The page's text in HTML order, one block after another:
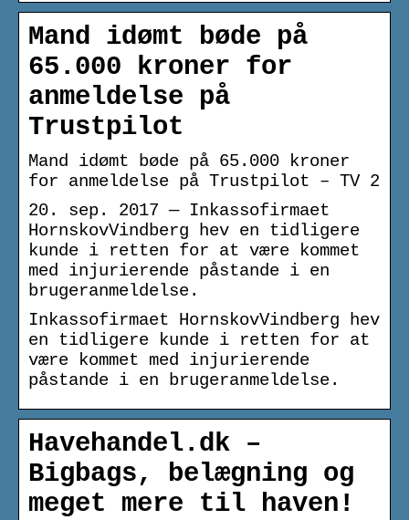
Mand idømt bøde på
65.000 kroner for
anmeldelse på
Trustpilot
Mand idømt bøde på 65.000 kroner
for anmeldelse på Trustpilot – TV 2
20. sep. 2017 — Inkassofirmaet
HornskovVindberg hev en tidligere
kunde i retten for at være kommet
med injurierende påstande i en
brugeranmeldelse.
Inkassofirmaet HornskovVindberg hev
en tidligere kunde i retten for at
være kommet med injurierende
påstande i en brugeranmeldelse.
Havehandel.dk –
Bigbags, belægning og
meget mere til haven!